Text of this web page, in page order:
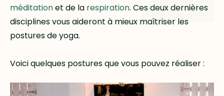
méditationet de la respiration. Ces deux dernières
disciplines vous aideront à mieux maîtriser les
postures de yoga.
Voici quelques postures que vous pouvez réaliser :